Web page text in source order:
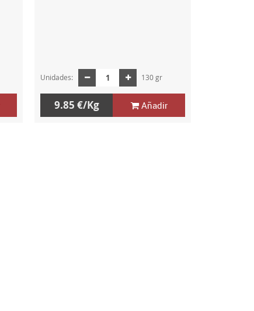
Unidades: 130 gr
9.85 €/Kg Añadir